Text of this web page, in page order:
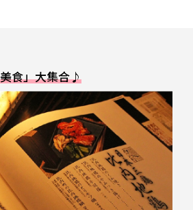
食」大集合♪